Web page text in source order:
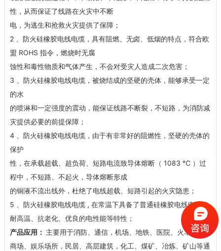
性，从而保证了线路在火灾中不断
电，为逃生和抢救火灾提供了保障；
2 、防火硅橡胶电线电缆，具有阻燃、无卤、低烟的特点，符合欧
盟 ROHS 指令，燃烧时无腐
蚀性和毒性物质和气体产生，不会对受灾人造成二次危害；
3 、防火硅橡胶电线电缆，被烧结成的坚硬的壳体，能够承受一定
的水
的喷淋和一定强度的震动，能保证线路不断裂，不短路，为消防减
灾提供必要的前提保障；
4 、防火硅橡胶电线电缆，由于有非常好的阻燃性，坚硬的壳体的
保护
性，在承载超载、超负荷、短路电流致导体熔断（ 1083 ℃ ）过
程中，不短路、不起火，导体熔断形成
的铜液不流出线外，杜绝了电线超载、短路引起的火灾隐患；
5 、防火硅橡胶电线电缆 , 在常温下具备了普通硅橡胶电线电缆的
耐高温、抗老化、优良的电性能等特性；
产品应用： 主要用于消防、通信，机场、地铁、医院、火车站、
商场、娱乐场所，民居、高层建筑，化工、煤矿、冶炼、矿山等通